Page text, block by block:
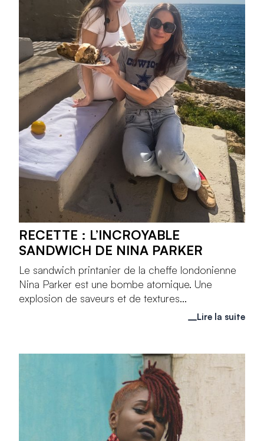
RECETTE : L’INCROYABLE
SANDWICH DE NINA PARKER
Le sandwich printanier de la cheffe londonienne
Nina Parker est une bombe atomique. Une
explosion de saveurs et de textures...
Lire la suite